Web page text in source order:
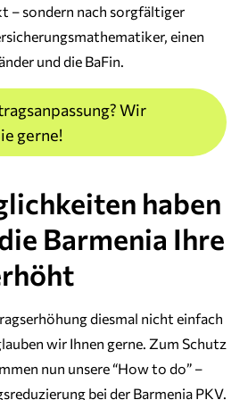
– sondern nach sorgfältiger
einen
und die BaFin.
Wir
gerne!
haben
Barmenia Ihre
diesmal nicht einfach
wir Ihnen gerne. Zum Schutz
nun unsere “How to do” –
bei der Barmenia PKV.